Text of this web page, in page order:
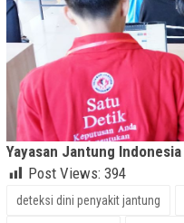
Yayasan Jantung Indonesia
Post Views: 394
deteksi dini penyakit jantung